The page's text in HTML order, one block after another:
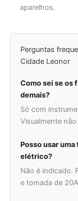
aparelhos.
Perguntas
Cidade Leonor
Como sei se os
demais?
Só com
Visualmente
Posso usar
elétrico?
Não é indicado.
e tomada de